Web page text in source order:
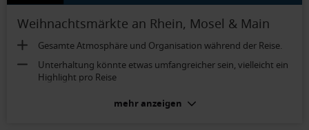
Weihnachtsmärkte an Rhein, Mosel & Main
Gesamte Atmosphäre und Organisation während der Reise.
Unterhaltung könnte etwas umfangreicher sein, vielleicht ein
Highlight pro Reise
mehr anzeigen